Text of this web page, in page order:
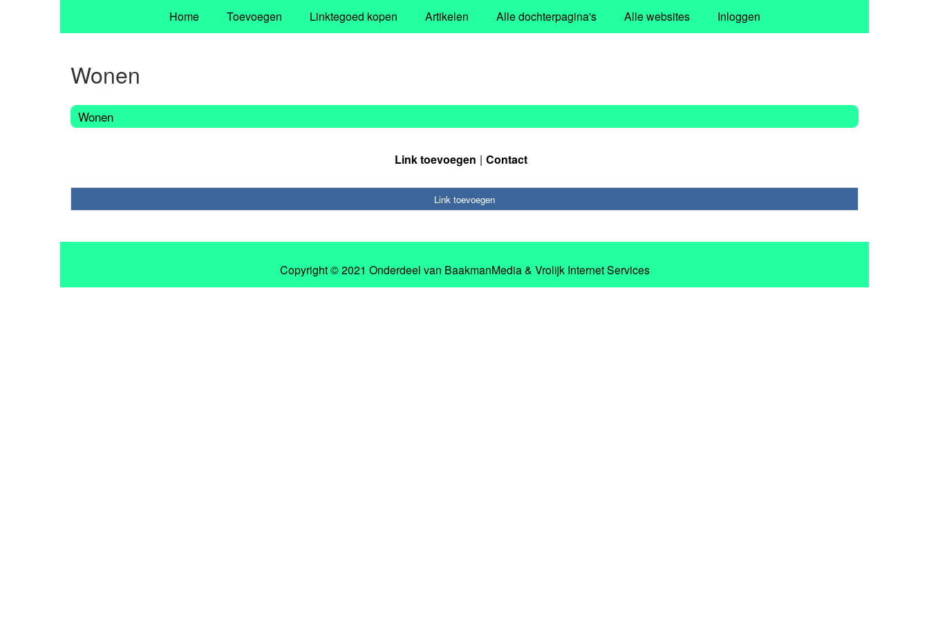
Home Toevoegen Linktegoed kopen Artikelen Alle dochterpagina's Alle websites Inloggen
Wonen
Wonen
Link toevoegen Contact
Link toevoegen
Copyright © 2021 Onderdeel van BaakmanMedia& Vrolijk Internet Services